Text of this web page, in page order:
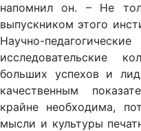
напомнил он. – Не
выпускником этого
Научно-
исследовательские
больших успехов и
качественным
крайне необходима,
мысли и культуры